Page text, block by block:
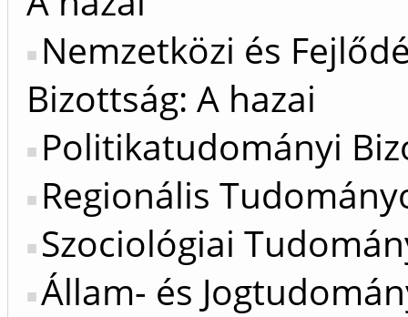
Nemzetközi és
Bizottság: A hazai
Politikatudományi
Regionális
Szociológiai
Állam- és